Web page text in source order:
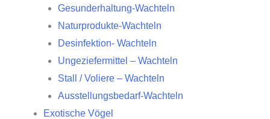
Gesunderhaltung-Wachteln
Naturprodukte-Wachteln
Desinfektion- Wachteln
Ungeziefermittel – Wachteln
Stall / Voliere – Wachteln
Ausstellungsbedarf-Wachteln
Exotische Vögel